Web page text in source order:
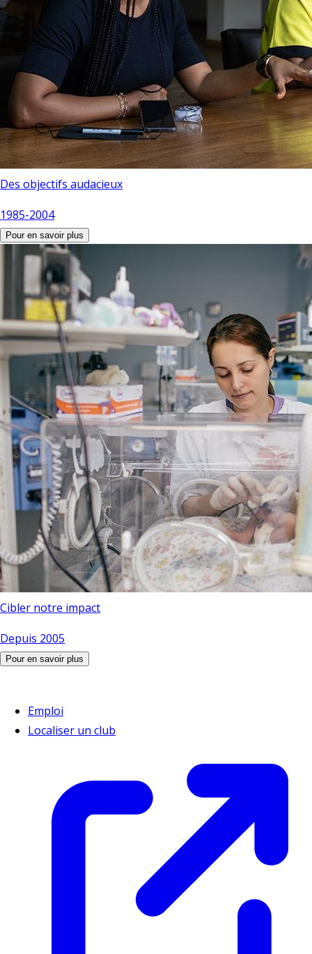
Des objectifs audacieux
1985-2004
Pour en savoir plus
Cibler notre impact
Depuis 2005
Pour en savoir plus
Emploi
Localiser un club